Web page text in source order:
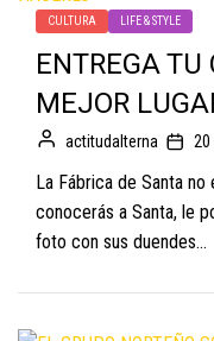
CULTURA LIFE & STYLE
ENTREGA
MEJOR
actitudalterna 20
La Fábrica de Santa
conocerás a Santa, le
foto con sus duendes...